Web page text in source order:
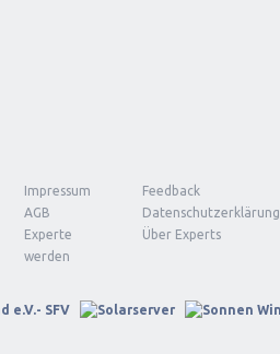
Impressum
Feedback
AGB
Datenschutzerklärung
Experte
werden
Über Experts